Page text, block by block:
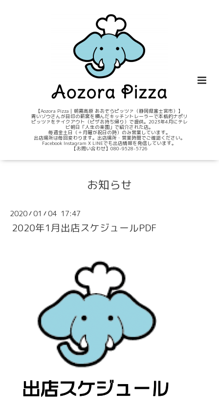
【Aozora Pizza｜朝霧高原 あおぞらピッツァ（静岡県富士宮市）】
青いゾウさんが目印の薪窯を積んだキッチントレーラーで本格的ナポリ
ピッツァをテイクアウト（ピザお持ち帰り）で提供。2023年4月にテレ
ビ朝日「人生の楽園」で紹介された店。
毎週金土日（＋月曜が祝日の時）のみ営業しています。
出店場所は毎回変わります。出店場所・営業時間でご確認ください。
Facebook Instagram X LINEでも出店情報を発信しています。
【お問い合わせ】080-9528-5726
お知らせ
2020/01 /04 17:47
2020年1月出店スケジュールPDF